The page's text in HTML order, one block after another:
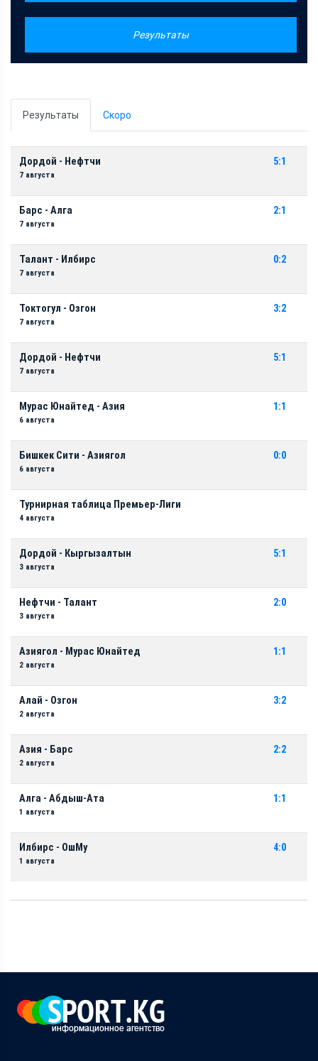
Результаты
Результаты Скоро
Дордой - Нефтчи
7 августа
5:1
Барс - Алга
7 августа
2:1
Талант - Илбирс
7 августа
0:2
Токтогул - Озгон
7 августа
3:2
Дордой - Нефтчи
7 августа
5:1
Мурас Юнайтед - Азия
6 августа
1:1
Бишкек Сити - Азиягол
6 августа
0:0
Турнирная таблица Премьер-Лиги
4 августа
Дордой - Кыргызалтын
3 августа
5:1
Нефтчи - Талант
3 августа
2:0
Азиягол - Мурас Юнайтед
2 августа
1:1
Алай - Озгон
2 августа
3:2
Азия - Барс
2 августа
2:2
Алга - Абдыш-Ата
1 августа
1:1
Илбирс - ОшМу
1 августа
4:0